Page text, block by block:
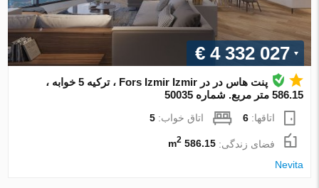
€ 4 332 027
پنت هاس در در Fors Izmir Izmir ، ترکیه 5 خوابه ،
586.15 متر مربع. شماره 50035
اتاقها:6 اتاق خواب:5
فضای زندگی:586.15 m
2
Nevita